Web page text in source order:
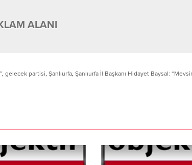
ALANI
, gelecek partisi, Şanlıurfa, Şanlıurfa İl Başkanı Hidayet Baysal: